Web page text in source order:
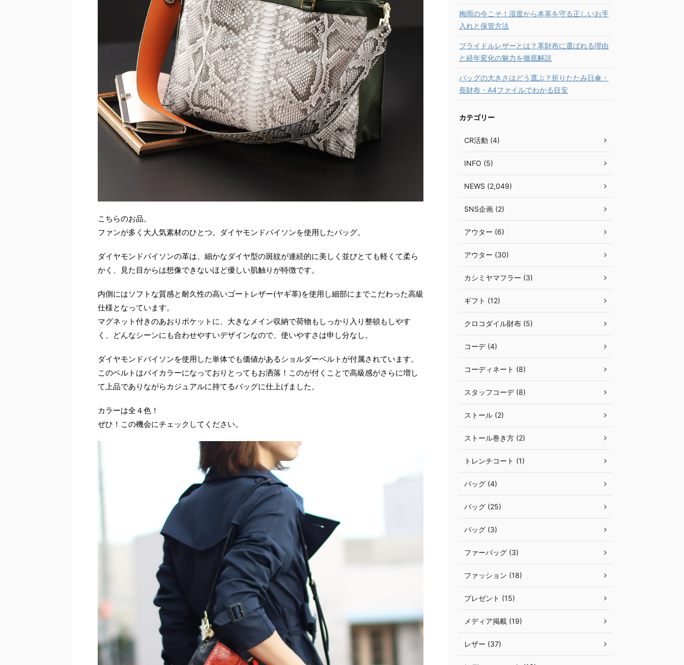
こちらのお品。
ファンが多く大人気素材のひとつ。ダイヤモンドパイソンを使用したバッグ。
ダイヤモンドパイソンの革は、細かなダイヤ型の斑紋が連続的に美しく並びとても軽くて柔ら
かく、見た目からは想像できないほど優しい肌触りが特徴です。
内側にはソフトな質感と耐久性の高いゴートレザー(ヤギ革)を使用し細部にまでこだわった高級
仕様となっています。
マグネット付きのあおりポケットに、大きなメイン収納で荷物もしっかり入り整頓もしやす
く、どんなシーンにも合わせやすいデザインなので、使いやすさは申し分なし。
ダイヤモンドパイソンを使用した単体でも価値があるショルダーベルトが付属されています。
このベルトはバイカラーになっておりとってもお洒落！このが付くことで高級感がさらに増し
て上品でありながらカジュアルに持てるバッグに仕上げました。
カラーは全４色！
ぜひ！この機会にチェックしてください。
梅雨の今こそ！湿度から本革を守る正しいお手
入れと保管方法
ブライドルレザーとは？革財布に選ばれる理由
と経年変化の魅力を徹底解説
バッグの大きさはどう選ぶ？折りたたみ日傘・
長財布・A4ファイルでわかる目安
カテゴリー
CR活動 (4)
INFO (5)
NEWS (2,049)
SNS企画 (2)
アウター (6)
アウター (30)
カシミヤマフラー (3)
ギフト (12)
クロコダイル財布 (5)
コーデ (4)
コーディネート (8)
スタッフコーデ (8)
ストール (2)
ストール巻き方 (2)
トレンチコート (1)
バッグ (4)
バッグ (25)
バッグ (3)
ファーバッグ (3)
ファッション (18)
プレゼント (15)
メディア掲載 (19)
レザー (37)